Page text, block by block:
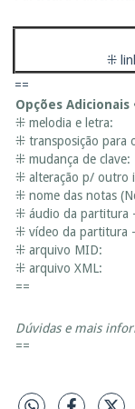
⁜
==
Opções Adicionais
⁜ melodia e letra:
⁜ transposição para
⁜ mudança de clave:
⁜ alteração p/ outro
⁜ nome das notas
⁜ áudio da partitura
⁜ vídeo da partitura
⁜ arquivo MID:
⁜ arquivo XML:
==
Dúvidas e mais
==